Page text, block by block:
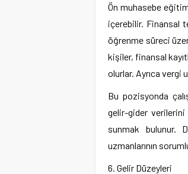
Ön muhasebe
içerebilir. Finansal
öğrenme süreci
kişiler, finansal
olurlar. Ayrıca vergi
Bu pozisyonda
gelir-gider
sunmak bulunur.
uzmanlarının
6. Gelir Düzeyleri